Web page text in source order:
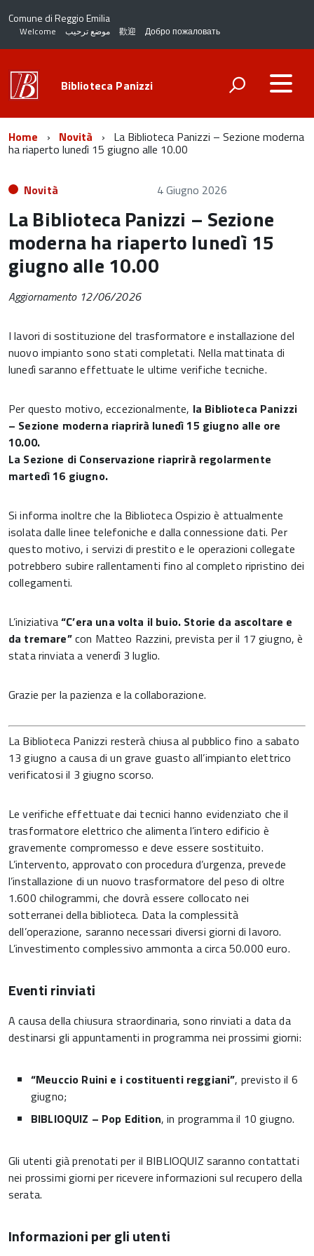
Comune di Reggio Emilia
Welcome موضع ترحيب 歡迎 Добро пожаловать
Biblioteca Panizzi
Home Novità La Biblioteca Panizzi – Sezione moderna
ha riaperto lunedì 15 giugno alle 10.00
Novità 4 Giugno 2026
La Biblioteca Panizzi – Sezione
moderna ha riaperto lunedì 15
giugno alle 10.00
Aggiornamento 12/06/2026
I lavori di sostituzione del trasformatore e installazione del
nuovo impianto sono stati completati. Nella mattinata di
lunedì saranno effettuate le ultime verifiche tecniche.
Per questo motivo, eccezionalmente, la Biblioteca Panizzi
– Sezione moderna riaprirà lunedì 15 giugno alle ore
10.00.
La Sezione di Conservazione riaprirà regolarmente
martedì 16 giugno.
Si informa inoltre che la Biblioteca Ospizio è attualmente
isolata dalle linee telefoniche e dalla connessione dati. Per
questo motivo, i servizi di prestito e le operazioni collegate
potrebbero subire rallentamenti fino al completo ripristino dei
collegamenti.
L’iniziativa“C’era una volta il buio. Storie da ascoltare e
da tremare”con Matteo Razzini, prevista per il 17 giugno, è
stata rinviata a venerdì 3 luglio.
Grazie per la pazienza e la collaborazione.
La Biblioteca Panizzi resterà chiusa al pubblico fino a sabato
13 giugno a causa di un grave guasto all’impianto elettrico
verificatosi il 3 giugno scorso.
Le verifiche effettuate dai tecnici hanno evidenziato che il
trasformatore elettrico che alimenta l’intero edificio è
gravemente compromesso e deve essere sostituito.
L’intervento, approvato con procedura d’urgenza, prevede
l’installazione di un nuovo trasformatore del peso di oltre
1.600 chilogrammi, che dovrà essere collocato nei
sotterranei della biblioteca. Data la complessità
dell’operazione, saranno necessari diversi giorni di lavoro.
L’investimento complessivo ammonta a circa 50.000 euro.
Eventi rinviati
A causa della chiusura straordinaria, sono rinviati a data da
destinarsi gli appuntamenti in programma nei prossimi giorni:
“Meuccio Ruini e i costituenti reggiani”, previsto il 6
giugno;
BIBLIOQUIZ – Pop Edition, in programma il 10 giugno.
Gli utenti già prenotati per il BIBLIOQUIZ saranno contattati
nei prossimi giorni per ricevere informazioni sul recupero della
serata.
Informazioni per gli utenti